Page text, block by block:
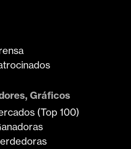
Gráficos
(Top 100)